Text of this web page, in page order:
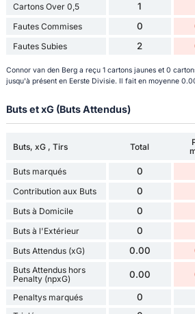
Cartons Over 0,5 1
Fautes Commises 0
Fautes Subies 2
Connor van den Berg a reçu 1 cartons jaunes et 0
jusqu'à présent en Eerste Divisie. Il fait en moyenne
Buts et xG (Buts Attendus)
Buts, xG , Tirs Total
Buts marqués 0
Contribution aux Buts 0
Buts à Domicile 0
Buts à l'Extérieur 0
Buts Attendus (xG) 0.00
Buts Attendus hors
Penalty (npxG)
0.00
Penaltys marqués 0